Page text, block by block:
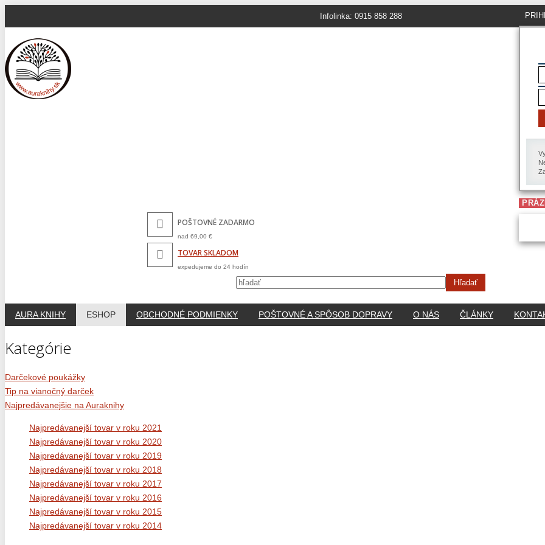
Infolinka: 0915 858 288
POŠTOVNÉ ZADARMO
nad 69,00 €
TOVAR SKLADOM
expedujeme do 24 hodín
AURA KNIHY ESHOP OBCHODNÉ PODMIENKY POŠTOVNÉ A SPÔSOB DOPRAVY O NÁS ČLÁNKY
Kategórie
Darčekové poukážky
Tip na vianočný darček
Najpredávanejšie na Auraknihy
Najpredávanejší tovar v roku 2021
Najpredávanejší tovar v roku 2020
Najpredávanejší tovar v roku 2019
Najpredávanejší tovar v roku 2018
Najpredávanejší tovar v roku 2017
Najpredávanejší tovar v roku 2016
Najpredávanejší tovar v roku 2015
Najpredávanejší tovar v roku 2014